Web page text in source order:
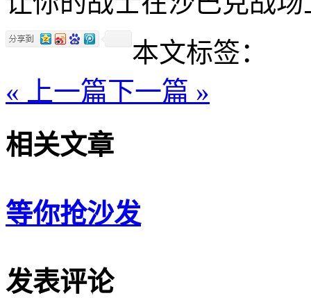
本文标签：
« 上一篇下一篇 »
相关文章
等你抢沙发
发表评论